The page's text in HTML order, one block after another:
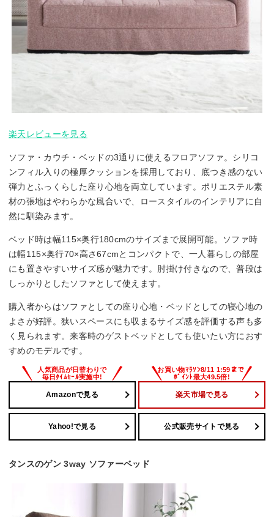
楽天レビューを見る
ソファ・カウチ・ベッドの3通りに使えるフロアソファ。シリコ
ンフィル入りの極厚クッションを採用しており、底つき感のない
弾力とふっくらした座り心地を両立しています。ポリエステル素
材の張地はやわらかな風合いで、ロースタイルのインテリアに自
然に馴染みます。
ベッド時は幅115×奥行180cmのサイズまで展開可能。ソファ時
は幅115×奥行70×高さ67cmとコンパクトで、一人暮らしの部屋
にも置きやすいサイズ感が魅力です。肘掛け付きなので、普段は
しっかりとしたソファとして使えます。
購入者からはソファとしての座り心地・ベッドとしての寝心地の
よさが好評。狭いスペースにも収まるサイズ感を評価する声も多
く見られます。来客時のゲストベッドとしても使いたい方におす
すめのモデルです。
Amazonで見る 楽天市場で見る
Yahoo!で見る 公式販売サイトで見る
タンスのゲン 3way ソファーベッド